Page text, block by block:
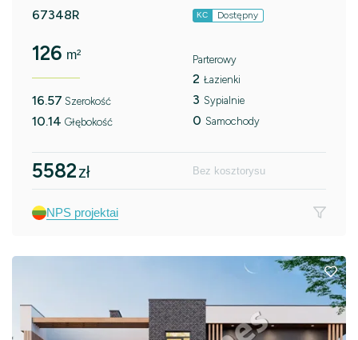
67348R KC Dostępny
126 m²
16.57 Szerokość
10.14 Głębokość
Parterowy
2 Łazienki
3 Sypialnie
0 Samochody
5582zł Bez kosztorysu
NPS projektai